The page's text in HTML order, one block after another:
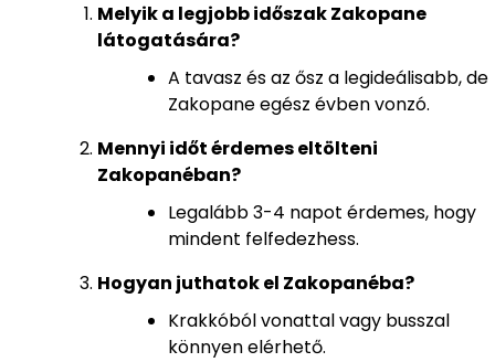
Melyik a legjobb időszak Zakopane
látogatására?
A tavasz és az ősz a legideálisabb, de
Zakopane egész évben vonzó.
Mennyi időt érdemes eltölteni
Zakopanéban?
Legalább 3-4 napot érdemes, hogy
mindent felfedezhess.
Hogyan juthatok el Zakopanéba?
Krakkóból vonattal vagy busszal
könnyen elérhető.